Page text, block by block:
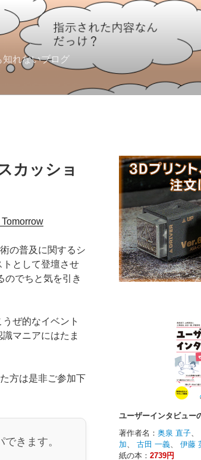
知れないブログ
カッショ
の普及に関するシ
として登壇させ
のでちと気を引き
ぜ的なイベント
マニアにはたま
方は是非ご参加下
きます。